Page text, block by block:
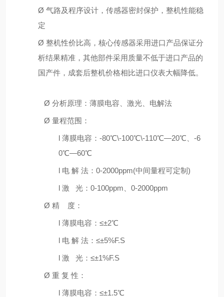
Ø 气路及程序设计，传感器密封保护，整机性能稳
定
Ø 整机性价比高，核心传感器采用进口产品保证分
析结果精准，其他部件采用质量不低于进口产品的
国产件，成套后整机价格相比进口仪表大幅降低。
Ø 分析原理：薄膜电容、激光、电解法
Ø 量程范围：
l 薄膜电容： -80℃\-100℃\-110℃—20℃、 -6
0℃—60℃
l 电 解 法： 0-2000ppm(中间量程可定制 )
l 激 光： 0-100ppm 0-2000ppm
Ø 精 度：
l 薄膜电容：≤±2℃
l 电 解 法：≤±5%F.S
l 激 光：≤±1%F.S
Ø 重 复 性：
l 薄膜电容：≤±1.5℃